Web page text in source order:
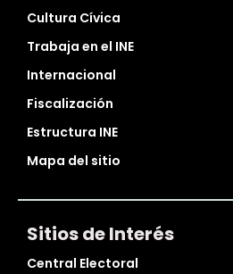
Cultura Cívica
Trabaja en el INE
Internacional
Fiscalización
Estructura INE
Mapa del sitio
Sitios de Interés
Central Electoral